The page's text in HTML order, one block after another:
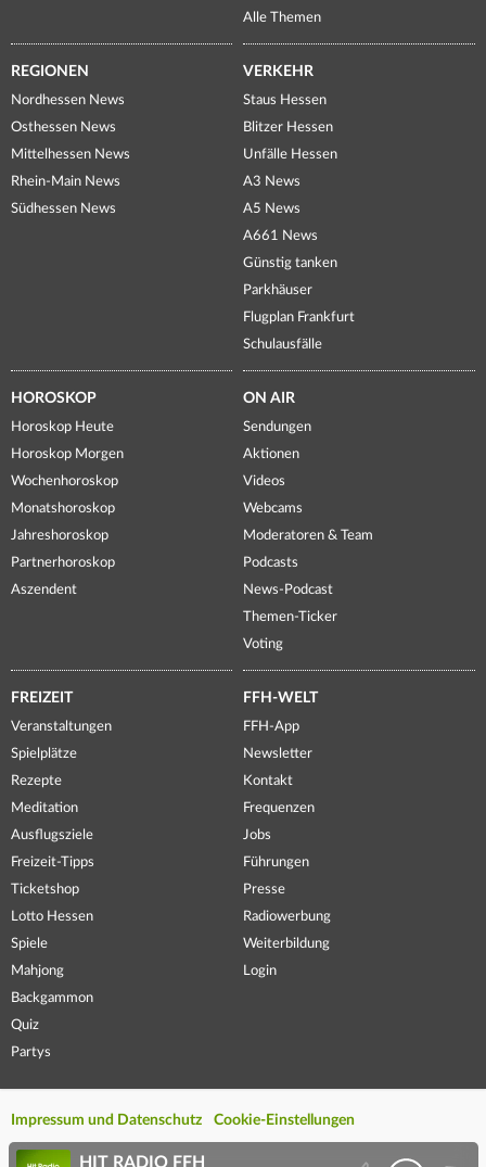
Alle Themen
REGIONEN
Nordhessen News
Osthessen News
Mittelhessen News
Rhein-Main News
Südhessen News
VERKEHR
Staus Hessen
Blitzer Hessen
Unfälle Hessen
A3 News
A5 News
A661 News
Günstig tanken
Parkhäuser
Flugplan Frankfurt
Schulausfälle
HOROSKOP
Horoskop Heute
Horoskop Morgen
Wochenhoroskop
Monatshoroskop
Jahreshoroskop
Partnerhoroskop
Aszendent
ON AIR
Sendungen
Aktionen
Videos
Webcams
Moderatoren & Team
Podcasts
News-Podcast
Themen-Ticker
Voting
FREIZEIT
Veranstaltungen
Spielplätze
Rezepte
Meditation
Ausflugsziele
Freizeit-Tipps
Ticketshop
Lotto Hessen
Spiele
Mahjong
Backgammon
Quiz
Partys
FFH-WELT
FFH-App
Newsletter
Kontakt
Frequenzen
Jobs
Führungen
Presse
Radiowerbung
Weiterbildung
Login
Impressum und Datenschutz Cookie-Einstellungen
HIT RADIO FFH